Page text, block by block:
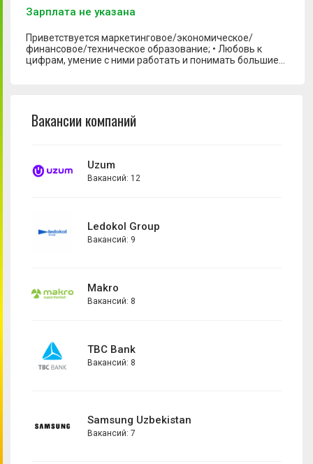
Зарплата не указана
Приветствуется маркетинговое/экономическое/
финансовое/техническое образование; • Любовь к
цифрам, умение с ними работать и понимать большие
Коммуникационные навыки на высоком уровне
обязательны.
Digital маркетолог
Digital-аналитик
HR специалист
SMM-менеджер
Аналитик данных
Аналитик по продажам
Ассистент маркетолога
Главный аналитик
Коммерческий аналитик
Комьюнити-менеджер
Маркетинг менеджер
Вакансии компаний
Uzum
Вакансий: 12
Ledokol Group
Вакансий: 9
Makro
Вакансий: 8
TBC Bank
Вакансий: 8
Samsung Uzbekistan
Вакансий: 7